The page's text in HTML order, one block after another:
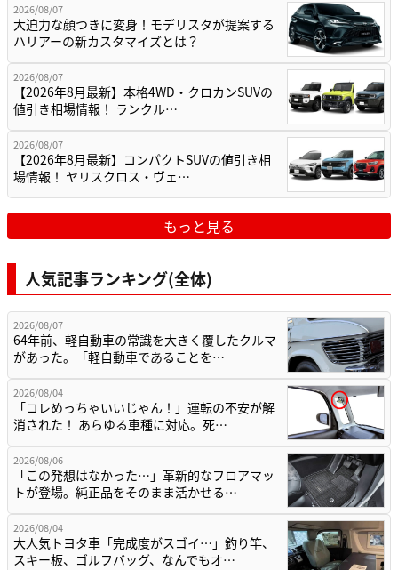
2026/08/07
大迫力な顔つきに変身！モデリスタが提案する
ハリアーの新カスタマイズとは？
2026/08/07
【2026年8月最新】本格4WD・クロカンSUVの
値引き相場情報！ ランクル…
2026/08/07
【2026年8月最新】コンパクトSUVの値引き相
場情報！ ヤリスクロス・ヴェ…
もっと見る
人気記事ランキング(全体)
2026/08/07
64年前、軽自動車の常識を大きく覆したクルマ
があった。「軽自動車であることを…
2026/08/04
「コレめっちゃいいじゃん！」運転の不安が解
消された！ あらゆる車種に対応。死…
2026/08/06
「この発想はなかった…」革新的なフロアマッ
トが登場。純正品をそのまま活かせる…
2026/08/04
大人気トヨタ車「完成度がスゴイ…」釣り竿、
スキー板、ゴルフバッグ、なんでもオ…